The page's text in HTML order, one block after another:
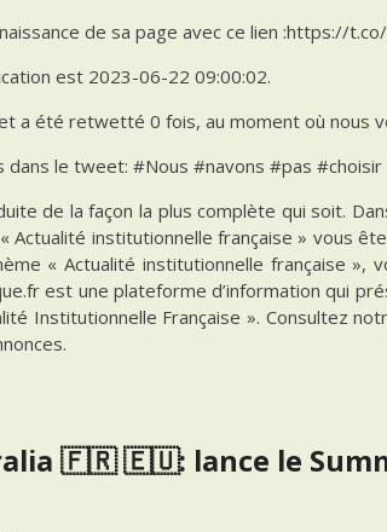
de sa page avec ce lien :https://
est 2023-06-22 09:00:02.
a été retwetté 0 fois, au moment où nous
dans le tweet: #Nous #navons #pas
de la façon la plus complète qui soit.
Actualité institutionnelle française » vous
« Actualité institutionnelle française »,
est une plateforme d’information qui
Institutionnelle Française ». Consultez
🇫🇷 🇪🇺: lance le